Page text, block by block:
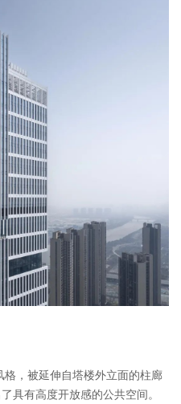
，被延伸自塔楼外立面的柱廊
具有高度开放感的公共空间。